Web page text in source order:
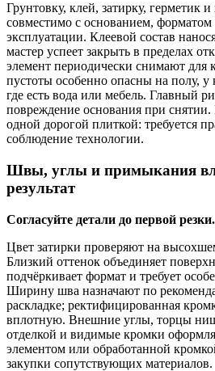
Грунтовку, клей, затирку, герметик
совместимо с основанием,
эксплуатации. Клеевой состав
мастер успеет закрыть в пределах
элемент периодически снимают для
пустоты особенно опасны на полу, у
где есть вода или мебель. Главный
повреждение основания при снятии.
одной дорогой плиткой: требуется
соблюдение технологии.
Швы, углы и примыкания
результат
Согласуйте детали до первой резки.
Цвет затирки проверяют на
Близкий оттенок объединяет
подчёркивает формат и требует
Ширину шва назначают по
раскладке; ректифицированная
вплотную. Внешние углы, торцы
отделкой и видимые кромки
элементом или обработанной
закупки сопутствующих материалов.